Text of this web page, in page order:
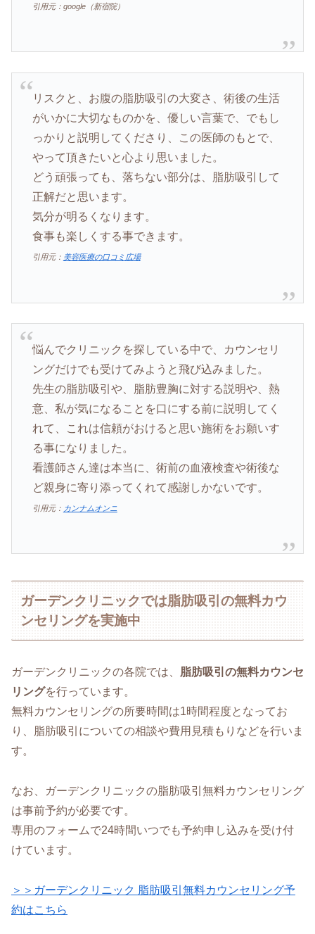
引用元：google（新宿院）
リスクと、お腹の脂肪吸引の大変さ、術後の生活
がいかに大切なものかを、優しい言葉で、でもし
っかりと説明してくださり、この医師のもとで、
やって頂きたいと心より思いました。
どう頑張っても、落ちない部分は、脂肪吸引して
正解だと思います。
気分が明るくなります。
食事も楽しくする事できます。
引用元： 美容医療の口コミ広場
悩んでクリニックを探している中で、カウンセリ
ングだけでも受けてみようと飛び込みました。
先生の脂肪吸引や、脂肪豊胸に対する説明や、熱
意、私が気になることを口にする前に説明してく
れて、これは信頼がおけると思い施術をお願いす
る事になりました。
看護師さん達は本当に、術前の血液検査や術後な
ど親身に寄り添ってくれて感謝しかないです。
引用元： カンナムオンニ
ガーデンクリニックでは脂肪吸引の無料カウ
ンセリングを実施中
ガーデンクリニックの各院では、 脂肪吸引の無料カウンセ
リングを行っています。
無料カウンセリングの所要時間は1時間程度となってお
り、脂肪吸引についての相談や費用見積もりなどを行いま
す。
なお、ガーデンクリニックの脂肪吸引無料カウンセリング
は事前予約が必要です。
専用のフォームで24時間いつでも予約申し込みを受け付
けています。
＞＞ガーデンクリニック 脂肪吸引無料カウンセリング予
約はこちら